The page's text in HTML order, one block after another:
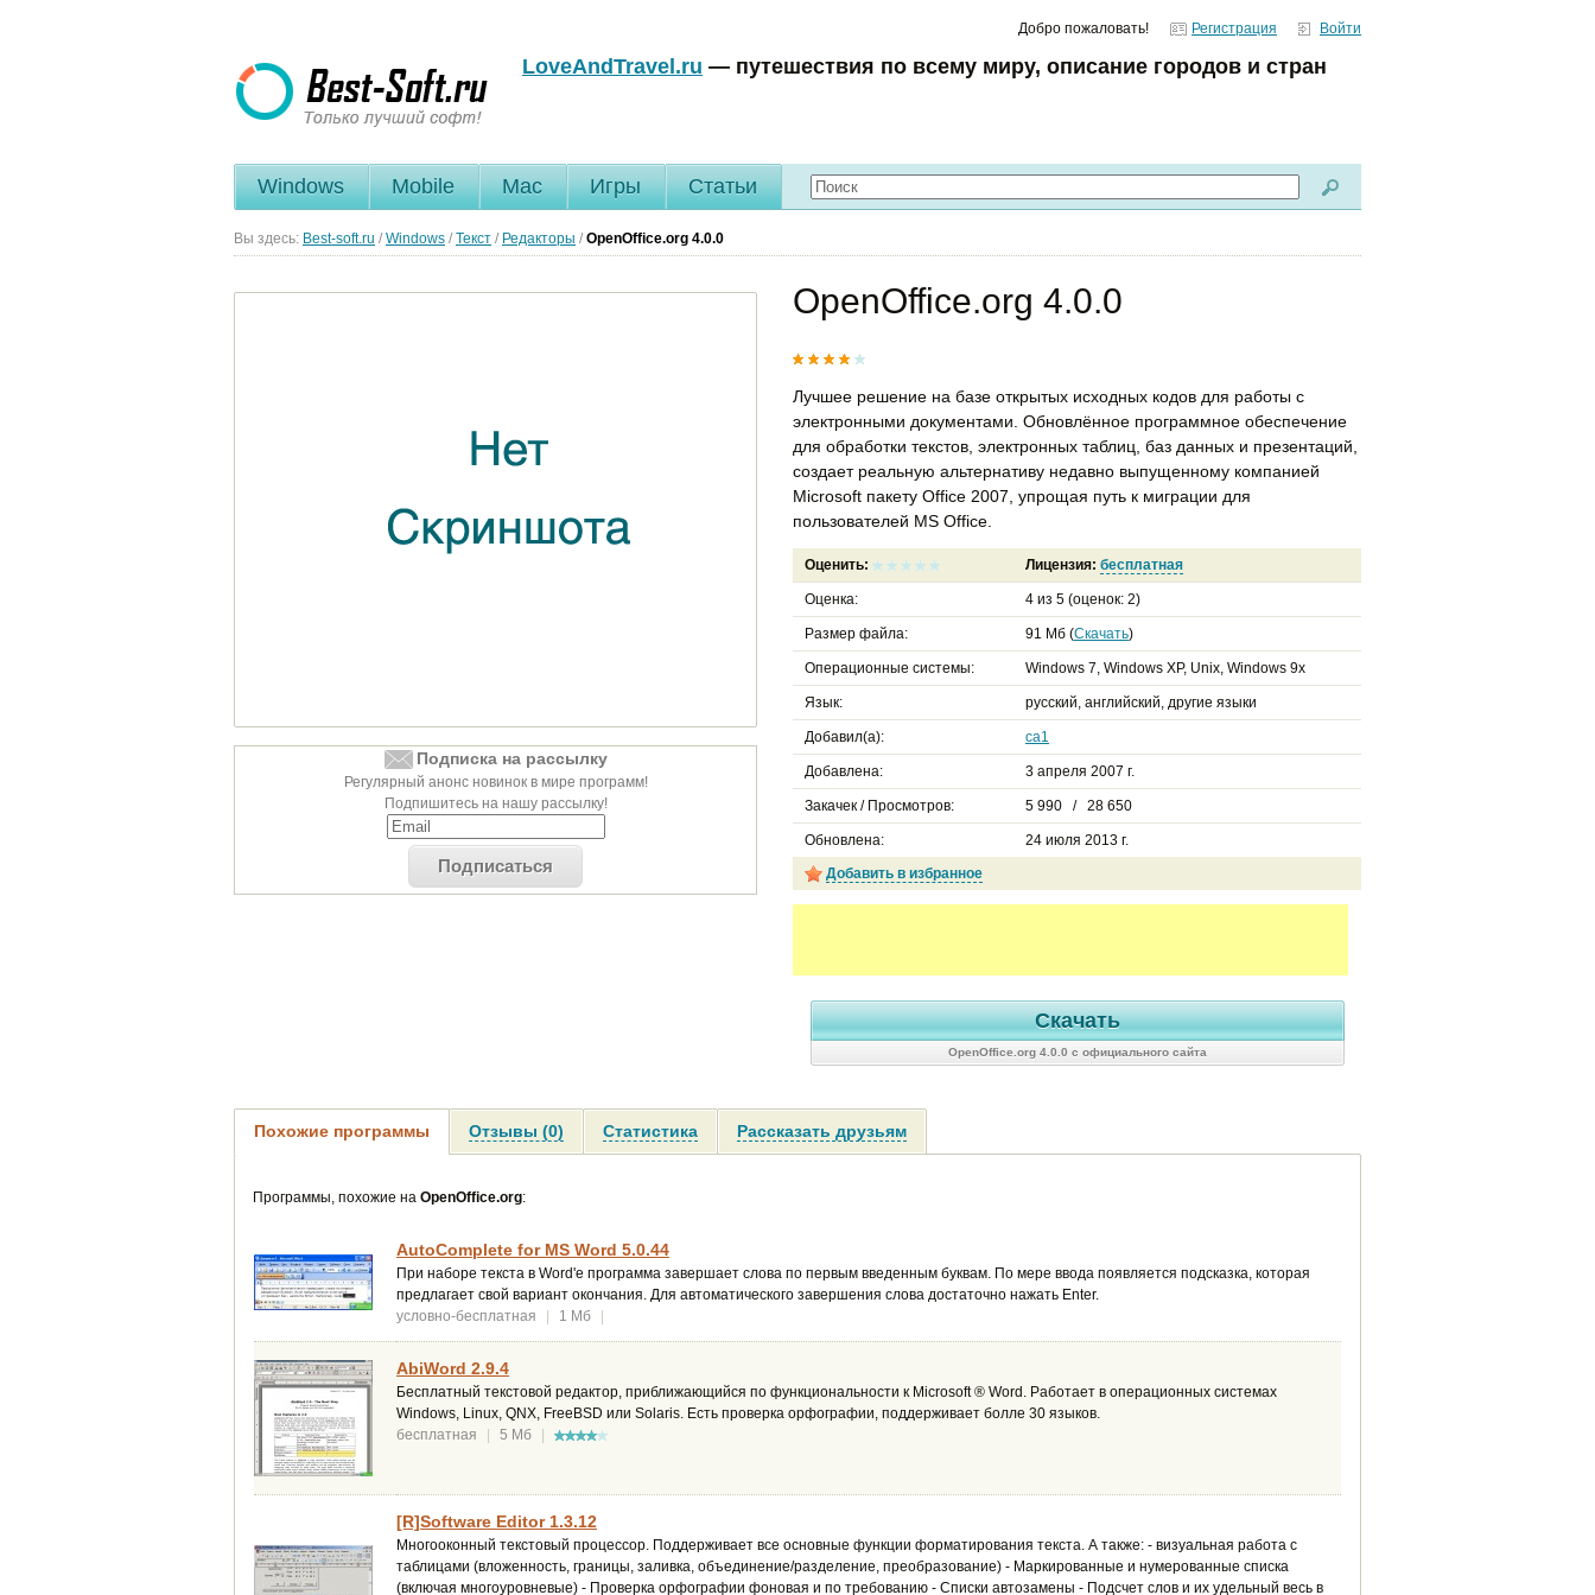
Добро пожаловать! Регистрация Войти
LoveAndTravel.ru — путешествия по всему миру, описание городов и стран
Windows Mobile Mac Игры Статьи
Вы здесь: Best-soft.ru / Windows / Текст / Редакторы / OpenOffice.org 4.0.0
Подписка на рассылку
Регулярный анонс новинок в мире программ!
Подпишитесь на нашу рассылку!
Подписаться
OpenOffice.org 4.0.0
Лучшее решение на базе открытых исходных кодов для работы с
электронными документами. Обновлённое программное обеспечение
для обработки текстов, электронных таблиц, баз данных и презентаций,
создает реальную альтернативу недавно выпущенному компанией
Microsoft пакету Office 2007, упрощая путь к миграции для
пользователей MS Office.
Оценить: Лицензия: бесплатная
Оценка: 4 из 5 (оценок: 2)
Размер файла: 91 Мб (Скачать)
Операционные системы: Windows 7, Windows XP, Unix, Windows 9x
Язык: русский, английский, другие языки
Добавил(а): ca1
Добавлена: 3 апреля 2007 г.
Закачек / Просмотров: 5 990 / 28 650
Обновлена:
24 июля 2013 г.
Добавить в избранное
Скачать
OpenOffice.org 4.0.0 с официального сайта
Похожие программы Отзывы (0) Статистика Рассказать друзьям
Программы, похожие на OpenOffice.org:
AutoComplete for MS Word 5.0.44
При наборе текста в Word'е программа завершает слова по первым введенным буквам. По мере ввода появляется подсказка, которая
предлагает свой вариант окончания. Для автоматического завершения слова достаточно нажать Enter.
условно-бесплатная
| 1 Мб |
AbiWord 2.9.4
Бесплатный текстовой редактор, приближающийся по функциональности к Microsoft ® Word. Работает в операционных системах
Windows, Linux, QNX, FreeBSD или Solaris. Есть проверка орфографии, поддерживает болле 30 языков.
бесплатная
| 5 Мб |
[R]Software Editor 1.3.12
Многооконный текстовый процессор. Поддерживает все основные функции форматирования текста. А также: - визуальная работа с
таблицами (вложенность, границы, заливка, объединение/разделение, преобразование) - Маркированные и нумерованные списка
(включая многоуровневые) - Проверка орфографии фоновая и по требованию - Списки автозамены - Подсчет слов и их удельный весь в